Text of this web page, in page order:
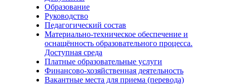
Образование
Руководство
Педагогический состав
Материально-техническое обеспечение и
оснащённость образовательного процесса.
Доступная среда
Платные образовательные услуги
Финансово-хозяйственная деятельность
Вакантные места для приема (перевода)